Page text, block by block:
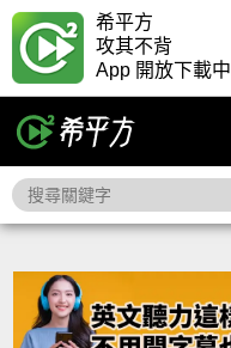
希平方
攻其不背
App 開放下載中